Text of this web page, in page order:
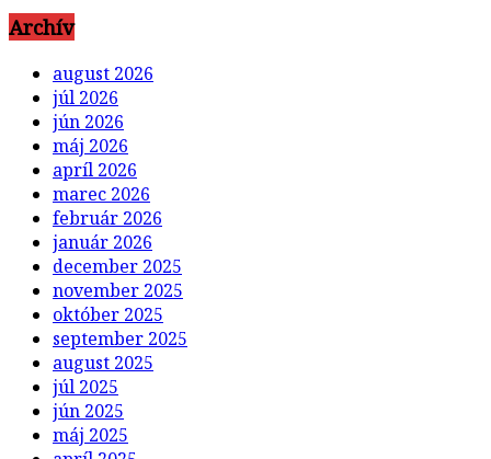
Archív
august 2026
júl 2026
jún 2026
máj 2026
apríl 2026
marec 2026
február 2026
január 2026
december 2025
november 2025
október 2025
september 2025
august 2025
júl 2025
jún 2025
máj 2025